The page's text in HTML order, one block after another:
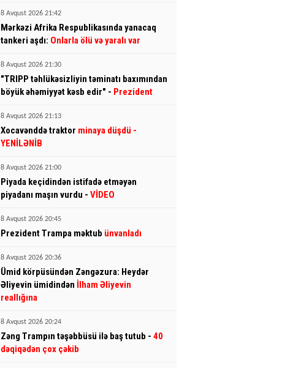
8 Avqust 2026 21:42
Mərkəzi Afrika Respublikasında yanacaq
tankeri aşdı: Onlarla ölü və yaralı var
8 Avqust 2026 21:30
"TRIPP təhlükəsizliyin təminatı baxımından
böyük əhəmiyyət kəsb edir" - Prezident
8 Avqust 2026 21:13
Xocavənddə traktor minaya düşdü -
YENİLƏNİB
8 Avqust 2026 21:00
Piyada keçidindən istifadə etməyən
piyadanı maşın vurdu - VİDEO
8 Avqust 2026 20:45
Prezident Trampa məktub ünvanladı
8 Avqust 2026 20:36
Ümid körpüsündən Zəngəzura: Heydər
Əliyevin ümidindən İlham Əliyevin
reallığına
8 Avqust 2026 20:24
Zəng Trampın təşəbbüsü ilə baş tutub - 40
dəqiqədən çox çəkib